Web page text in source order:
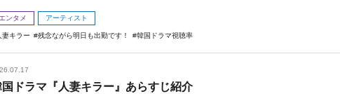
エンタメ アーティスト
妻キラー 残念ながら明日も出勤です！ 韓国ドラマ視聴率
国ドラマ『人妻キラー』あらすじ紹介